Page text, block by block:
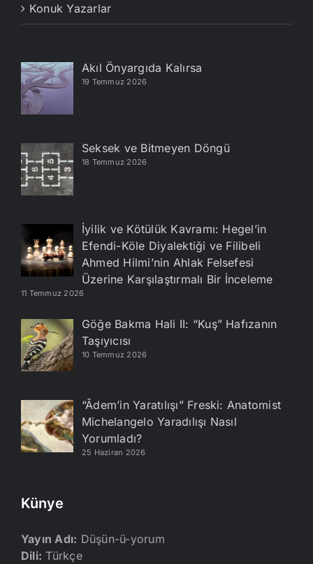
Konuk Yazarlar
Akıl Önyargıda Kalırsa
19 Temmuz 2026
Seksek ve Bitmeyen Döngü
18 Temmuz 2026
İyilik ve Kötülük Kavramı: Hegel’in
Efendi-Köle Diyalektiği ve Filibeli
Ahmed Hilmi’nin Ahlak Felsefesi
Üzerine Karşılaştırmalı Bir İnceleme
11 Temmuz 2026
Göğe Bakma Hali II: “Kuş” Hafızanın
Taşıyıcısı
10 Temmuz 2026
“Âdem’in Yaratılışı” Freski: Anatomist
Michelangelo Yaradılışı Nasıl
Yorumladı?
25 Haziran 2026
Künye
Yayın Adı: Düşün-ü-yorum
Dili: Türkçe